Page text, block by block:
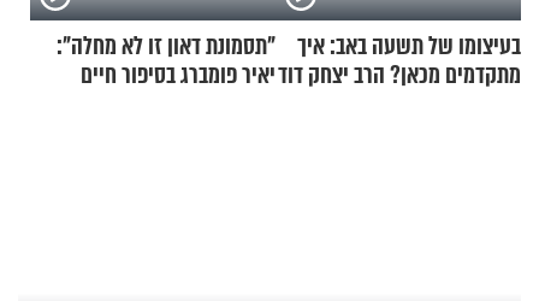
בעיצומו של תשעה באב: איך
מתקדמים מכאן? הרב יצחק דוד
"תסמונת דאון זו לא מחלה":
יאיר פומברג בסיפור חיים